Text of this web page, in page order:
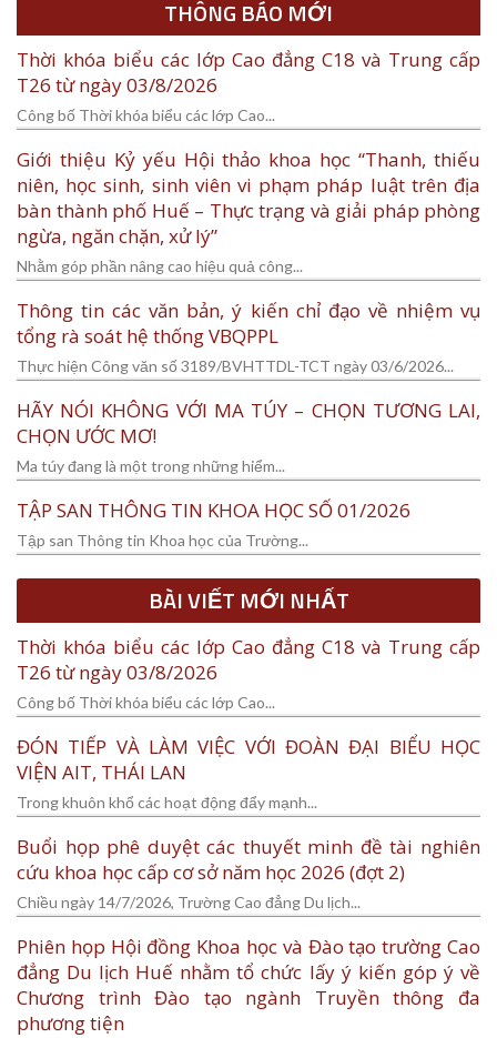
THÔNG BÁO MỚI
Thời khóa biểu các lớp Cao đẳng C18 và Trung cấp
T26 từ ngày 03/8/2026
Công bố Thời khóa biểu các lớp Cao...
Giới thiệu Kỷ yếu Hội thảo khoa học “Thanh, thiếu
niên, học sinh, sinh viên vi phạm pháp luật trên địa
bàn thành phố Huế – Thực trạng và giải pháp phòng
ngừa, ngăn chặn, xử lý”
Nhằm góp phần nâng cao hiệu quả công...
Thông tin các văn bản, ý kiến chỉ đạo về nhiệm vụ
tổng rà soát hệ thống VBQPPL
Thực hiện Công văn số 3189/BVHTTDL-TCT ngày 03/6/2026...
HÃY NÓI KHÔNG VỚI MA TÚY – CHỌN TƯƠNG LAI,
CHỌN ƯỚC MƠ!
Ma túy đang là một trong những hiểm...
TẬP SAN THÔNG TIN KHOA HỌC SỐ 01/2026
Tập san Thông tin Khoa học của Trường...
BÀI VIẾT MỚI NHẤT
Thời khóa biểu các lớp Cao đẳng C18 và Trung cấp
T26 từ ngày 03/8/2026
Công bố Thời khóa biểu các lớp Cao...
ĐÓN TIẾP VÀ LÀM VIỆC VỚI ĐOÀN ĐẠI BIỂU HỌC
VIỆN AIT, THÁI LAN
Trong khuôn khổ các hoạt động đẩy mạnh...
Buổi họp phê duyệt các thuyết minh đề tài nghiên
cứu khoa học cấp cơ sở năm học 2026 (đợt 2)
Chiều ngày 14/7/2026, Trường Cao đẳng Du lịch...
Phiên họp Hội đồng Khoa học và Đào tạo trường Cao
đẳng Du lịch Huế nhằm tổ chức lấy ý kiến góp ý về
Chương trình Đào tạo ngành Truyền thông đa
phương tiện